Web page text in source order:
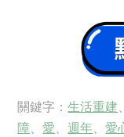
關鍵字：生活重建
障、愛、週年、愛